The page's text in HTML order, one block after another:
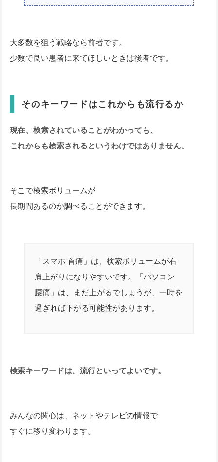
大多数を狙う戦略なら前者です。
少数で良い患者に来てほしいときは後者です。
そのキーワードはこれからも流行るか
現在、検索されていることがわかっても、
これからも検索されるというわけではありません。
そこで検索ボリュームが
長期間あるのか調べることができます。
「スマホ 首痛」は、検索ボリュームが右
肩上がりになりやすいです。「パソコン
腰痛」は、まだ上がるでしょうが、一時を
過ぎれば下がる可能性があります。
検索キーワードは、流行といってよいです。
みんなの関心は、ネットやテレビの情報で
すぐに移り変わります。